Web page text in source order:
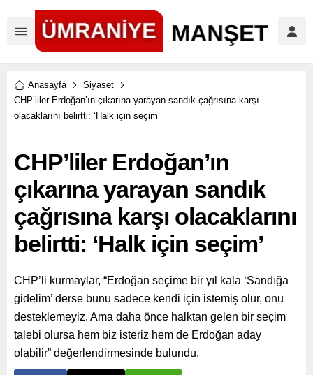
Anasayfa
Siyaset
CHP’liler Erdoğan’ın çıkarına yarayan sandık çağrısına karşı
olacaklarını belirtti: ‘Halk için seçim’
CHP’liler Erdoğan’ın
çıkarına yarayan sandık
çağrısına karşı olacaklarını
belirtti: ‘Halk için seçim’
CHP’li kurmaylar, “Erdoğan seçime bir yıl kala ‘Sandığa
gidelim’ derse bunu sadece kendi için istemiş olur, onu
desteklemeyiz. Ama daha önce halktan gelen bir seçim
talebi olursa hem biz isteriz hem de Erdoğan aday
olabilir” değerlendirmesinde bulundu.